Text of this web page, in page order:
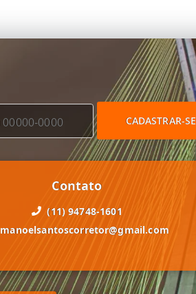
CADASTRAR-SE
Contato
(11) 94748-1601
manoelsantoscorretor@gmail.com